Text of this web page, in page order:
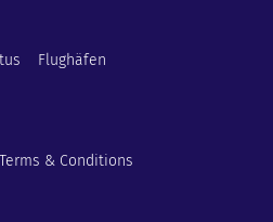
Flughäfen
Terms & Conditions